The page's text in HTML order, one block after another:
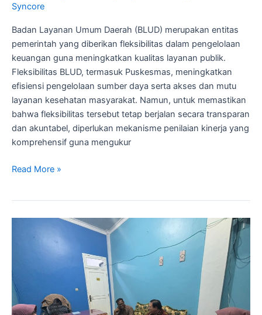
Syncore
Badan Layanan Umum Daerah (BLUD) merupakan entitas
pemerintah yang diberikan fleksibilitas dalam pengelolaan
keuangan guna meningkatkan kualitas layanan publik.
Fleksibilitas BLUD, termasuk Puskesmas, meningkatkan
efisiensi pengelolaan sumber daya serta akses dan mutu
layanan kesehatan masyarakat. Namun, untuk memastikan
bahwa fleksibilitas tersebut tetap berjalan secara transparan
dan akuntabel, diperlukan mekanisme penilaian kinerja yang
komprehensif guna mengukur
Read More »
Persiapan
di
Dinas
Kesehatan